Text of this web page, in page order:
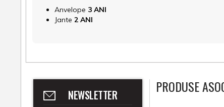
Anvelope 3 ANI
Jante 2 ANI
NEWSLETTER PRODUSE